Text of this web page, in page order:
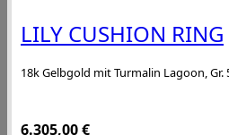
LILY CUSHION RING
18k Gelbgold mit Turmalin Lagoon, Gr.
6.305,00€